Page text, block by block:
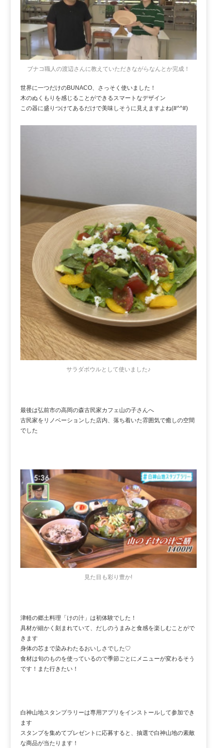
ブナコ職人の渡辺さんに教えていただきながらなんとか完成！
世界に一つだけのBUNACO、さっそく使いました！
木のぬくもりを感じることができるスマートなデザイン
この器に盛りつけてあるだけで美味しそうに見えますよね(#^^#)
サラダボウルとして使いました♪
最後は弘前市の高岡の森古民家カフェ山の子さんへ
古民家をリノベーションした店内、落ち着いた雰囲気で癒しの空間
でした
見た目も彩り豊か!
津軽の郷土料理「けの汁」は初体験でした！
具材が細かく刻まれていて、だしのうまみと食感を楽しむことがで
きます
身体の芯まで染みわたるおいしさでした♡
食材は旬のものを使っているので季節ごとにメニューが変わるそう
です！また行きたい！
白神山地スタンプラリーは専用アプリをインストールして参加でき
ます
スタンプを集めてプレゼントに応募すると、抽選で白神山地の素敵
な商品が当たります！